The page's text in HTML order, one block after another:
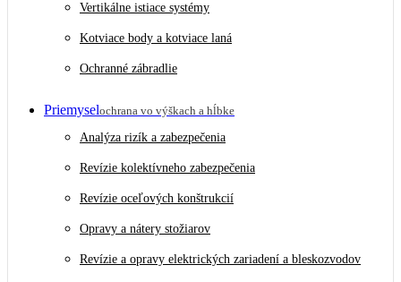
Vertikálne istiace systémy
Kotviace body a kotviace laná
Ochranné zábradlie
Priemyselochrana vo výškach a hĺbke
Analýza rizík a zabezpečenia
Revízie kolektívneho zabezpečenia
Revízie oceľových konštrukcií
Opravy a nátery stožiarov
Revízie a opravy elektrických zariadení a bleskozvodov